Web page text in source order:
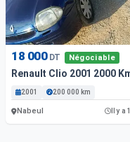
18 000 DT Négociable
Renault Clio 2001 2000
2001 200 000 km
Nabeul Il y a